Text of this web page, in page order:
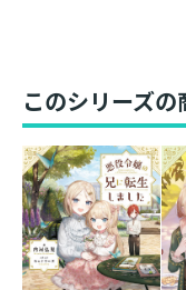
夏休みで帰省中の
ちと領城の一室で
やってきた“謎の赤
このままでは実の
だ。
赤子の幸せを願う
暴を見過ごすこと
だが、その出生に
このシリーズの